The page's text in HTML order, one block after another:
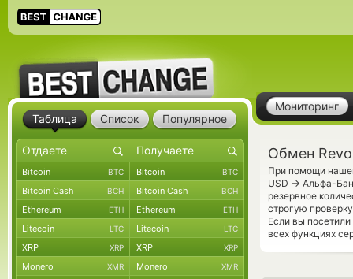
Мониторинг
Обмен
При помощи
USD → Альфа-
резервное
строгую
Если вы
всех функциях
Таблица Список Популярное
Bitcoin BTC Bitcoin BTC
Bitcoin Cash BCH Bitcoin Cash BCH
Ethereum ETH Ethereum ETH
Litecoin LTC Litecoin LTC
XRP XRP XRP XRP
Monero XMR Monero XMR